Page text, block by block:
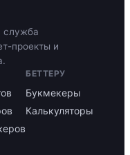
служба
проекты и
БЕТТЕРУ
Букмекеры
Калькуляторы